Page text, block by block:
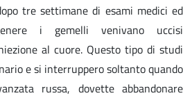
tre settimane di esami medici ed
i gemelli venivano uccisi
al cuore. Questo tipo di studi
e si interruppero soltanto quando
russa, dovette abbandonare